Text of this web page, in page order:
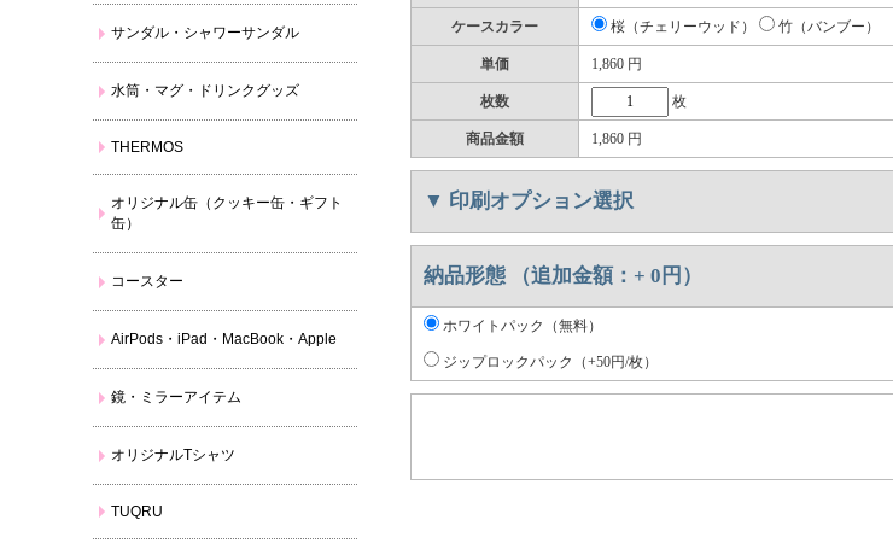
サンダル・シャワーサンダル
水筒・マグ・ドリンクグッズ
THERMOS
オリジナル缶（クッキー缶・ギフト
缶）
コースター
AirPods・iPad・MacBook・Apple
鏡・ミラーアイテム
オリジナルTシャツ
TUQRU
ケースカラー 桜（チェリーウッド） 竹（バンブー）
単価 1,860円
枚数 枚
商品金額 1,860円
▼ 印刷オプション選択
納品形態 （追加金額：+ 0 円）
ホワイトパック（無料）
ジップロックパック（+50円/枚）